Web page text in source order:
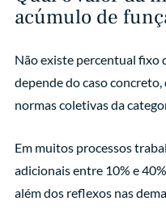
acúmulo de
Não existe percentual fixo
depende do caso
normas coletivas da
Em muitos processos
adicionais entre 10% e
além dos reflexos nas